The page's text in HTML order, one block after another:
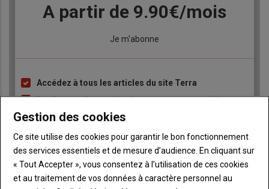
Body
A partir de 9.90€/mois
Je m'abonne
Liste
à
puce
Accédez à tous les articles du site Terra
Profitez de l’ensemble des cotations de la filière
tous les supports
Ne manquez aucune information grâce aux
newsletters de la filière Terra
Gestion des cookies
Ce site utilise des cookies pour garantir le bon fonctionnement
des services essentiels et de mesure d’audience. En cliquant sur
« Tout Accepter », vous consentez à l’utilisation de ces cookies
et au traitement de vos données à caractère personnel au